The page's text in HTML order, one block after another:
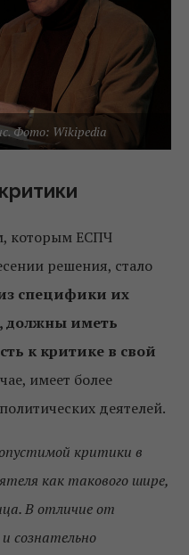
Фото: Wikipedia
которым ЕСПЧ
решения, стало
специфики их
должны иметь
к критике в свой
имеет более
деятелей.
критики в
как такового шире,
В отличие от
сознательно